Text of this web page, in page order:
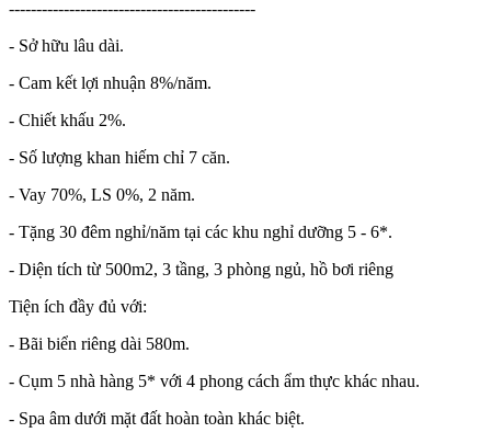
---------------------------------------------
- Sở hữu lâu dài.
- Cam kết lợi nhuận 8%/năm.
- Chiết khấu 2%.
- Số lượng khan hiếm chỉ 7 căn.
- Vay 70%, LS 0%, 2 năm.
- Tặng 30 đêm nghỉ/năm tại các khu nghỉ dưỡng 5 - 6*.
- Diện tích từ 500m2, 3 tầng, 3 phòng ngủ, hồ bơi riêng
Tiện ích đầy đủ với:
- Bãi biển riêng dài 580m.
- Cụm 5 nhà hàng 5* với 4 phong cách ẩm thực khác nhau.
- Spa âm dưới mặt đất hoàn toàn khác biệt.